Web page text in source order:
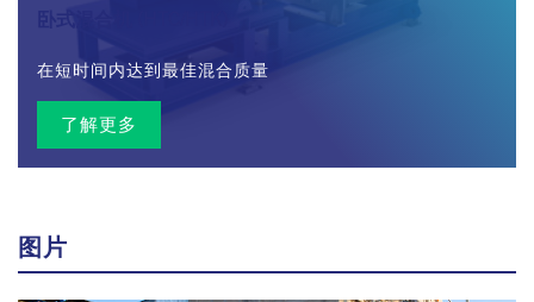
在短时间内达到最佳混合质量
了解更多
图片